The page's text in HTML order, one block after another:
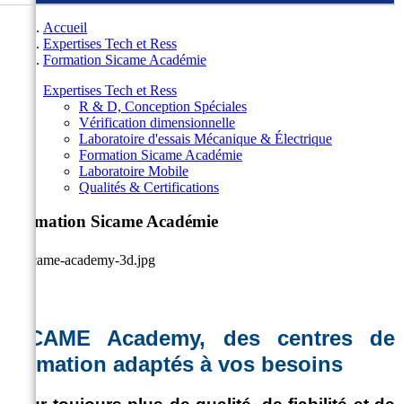
Accueil
Expertises Tech et Ress
Formation Sicame Académie
Expertises Tech et Ress
R & D, Conception Spéciales
Vérification dimensionnelle
Laboratoire d'essais Mécanique & Électrique
Formation Sicame Académie
Laboratoire Mobile
Qualités & Certifications
Formation Sicame Académie
SICAME Academy, des centres de
formation adaptés à vos besoins